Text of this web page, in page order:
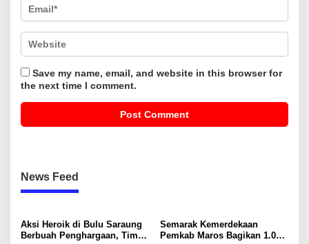
Save my name, email, and website in this browser for
the next time I comment.
News Feed
Aksi Heroik di Bulu Saraung
Berbuah Penghargaan, Tim
Semarak Kemerdekaan
Pemkab Maros Bagikan 1.000